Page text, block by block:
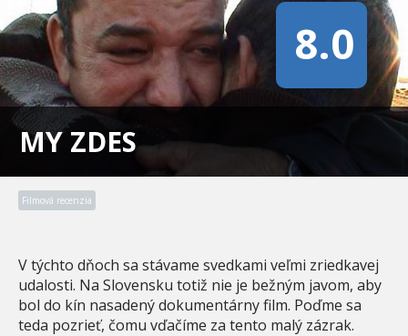
MY ZDES
8.0
Filmová recenzia
V týchto dňoch sa stávame svedkami veľmi zriedkavej
udalosti. Na Slovensku totiž nie je bežným javom, aby
bol do kín nasadený dokumentárny film. Poďme sa
teda pozrieť, čomu vďačíme za tento malý zázrak.